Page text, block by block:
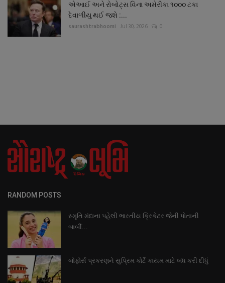
એઆઈ અને રોબોટ્સ વિના અમેરીકા ૧૦૦૦ ટકા
દેવાળીયુ થઈ જશે :...
saurashtrabhoomi Jul 30, 2026 0
RANDOM POSTS
સ્મૃતિ મંદાના પહેલી ભારતીય ક્રિકેટર જેની પોતાની
બાર્બી...
બોફોર્સ પ્રકરણને સુપ્રિમ કોર્ટે કાયમ માટે બંધ કરી દીધું